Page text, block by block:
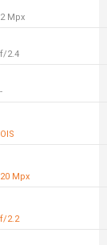
2 Mpx
f/2.4
-
OIS
20 Mpx
f/2.2